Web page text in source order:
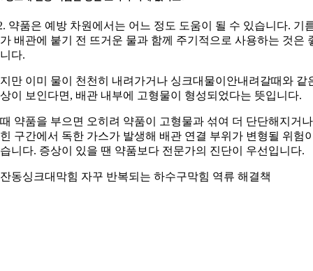
약품은 예방 차원에서는 어느 정도 도움이 될 수 있습니다. 기
배관에 붙기 전 뜨거운 물과 함께 주기적으로 사용하는 것은
다.
만 이미 물이 천천히 내려가거나 싱크대물이안내려갈때와 같
이 보인다면, 배관 내부에 고형물이 형성되었다는 뜻입니다.
약품을 부으면 오히려 약품이 고형물과 섞여 더 단단해지거
구간에서 독한 가스가 발생해 배관 연결 부위가 변형될 위험
니다. 증상이 있을 땐 약품보다 전문가의 진단이 우선입니다.
동싱크대막힘 자꾸 반복되는 하수구막힘 역류 해결책